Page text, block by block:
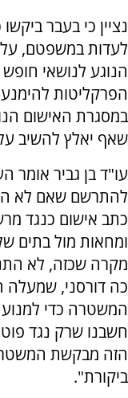
נציין כי בעבר
לעדות במשפטם, על
הנוגע לנושאי
הפרקליטות
במסגרת האישום
שאף יאלץ להשיב
עו"ד בן גביר אומר
להתרשם שאם לא
כתב אישום כנגד
ומחאות מול בתים
מקרה שכזה, לא
כה דורסני, שמעלה
המשטרה כדי
חשבנו שרק נגד
הזה מבקשת
ביקורת".